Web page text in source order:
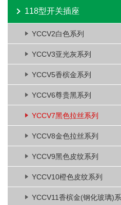
118型开关插座
YCCV2白色系列
YCCV3亚光灰系列
YCCV5香槟金系列
YCCV6尊贵黑系列
YCCV7黑色拉丝系列
YCCV8金色拉丝系列
YCCV9黑色皮纹系列
YCCV10橙色皮纹系列
YCCV11香槟金(钢化玻璃)